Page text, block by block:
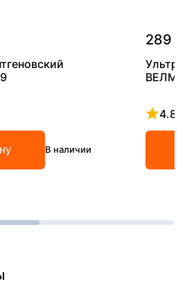
В наличии
289
4.8